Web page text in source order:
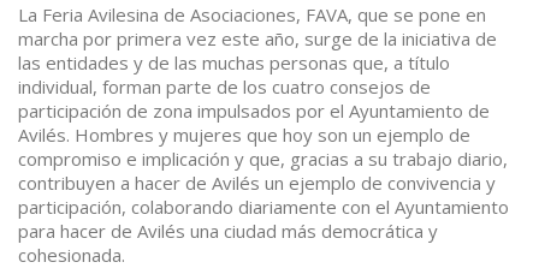
La Feria Avilesina de Asociaciones, FAVA, que se pone en
marcha por primera vez este año, surge de la iniciativa de
las entidades y de las muchas personas que, a título
individual, forman parte de los cuatro consejos de
participación de zona impulsados por el Ayuntamiento de
Avilés. Hombres y mujeres que hoy son un ejemplo de
compromiso e implicación y que, gracias a su trabajo diario,
contribuyen a hacer de Avilés un ejemplo de convivencia y
participación, colaborando diariamente con el Ayuntamiento
para hacer de Avilés una ciudad más democrática y
cohesionada.